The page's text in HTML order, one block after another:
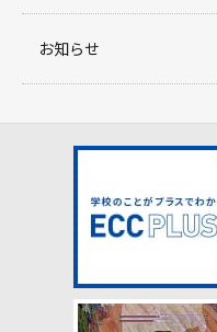
お知らせ